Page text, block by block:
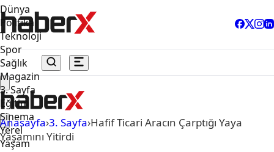
Dünya
Politika
Teknoloji
Spor
Sağlık
Magazin
3. Sayfa
Eğitim
Sinema
Yerel
Yaşam
Anasayfa›3. Sayfa›Hafif Ticari Aracın Çarptığı Yaya
Yaşamını Yitirdi